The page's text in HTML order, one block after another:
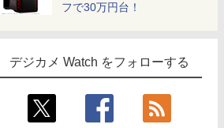
フで30万円台！
デジカメ Watch をフォローする